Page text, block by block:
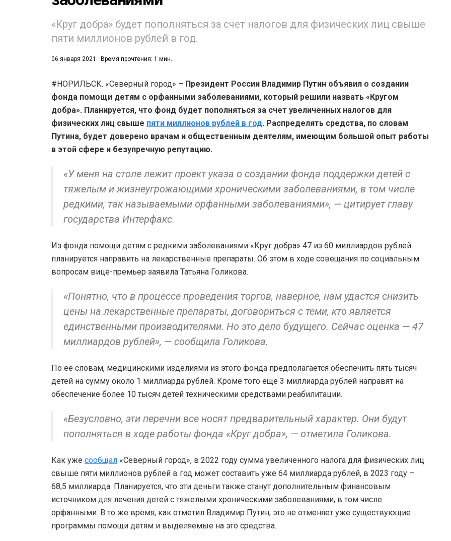
«Круг добра» будет пополняться за счет налогов для физических лиц свыше
пяти миллионов рублей в год.
06 января 2021 Время прочтения: 1 мин.
#НОРИЛЬСК. «Северный город» – Президент России Владимир Путин объявил о создании
фонда помощи детям с орфанными заболеваниями, который решили назвать «Кругом
добра». Планируется, что фонд будет пополняться за счет увеличенных налогов для
физических лиц свыше пяти миллионов рублей в год. Распределять средства, по словам
Путина, будет доверено врачам и общественным деятелям, имеющим большой опыт работы
в этой сфере и безупречную репутацию.
«У меня на столе лежит проект указа о создании фонда поддержки детей с
тяжелым и жизнеугрожающими хроническими заболеваниями, в том числе
редкими, так называемыми орфанными заболеваниями», — цитирует главу
государства Интерфакс.
Из фонда помощи детям с редкими заболеваниями «Круг добра» 47 из 60 миллиардов рублей
планируется направить на лекарственные препараты. Об этом в ходе совещания по социальным
вопросам вице-премьер заявила Татьяна Голикова.
«Понятно, что в процессе проведения торгов, наверное, нам удастся снизить
цены на лекарственные препараты, договориться с теми, кто является
единственными производителями. Но это дело будущего. Сейчас оценка — 47
миллиардов рублей», — сообщила Голикова.
По ее словам, медицинскими изделиями из этого фонда предполагается обеспечить пять тысяч
детей на сумму около 1 миллиарда рублей. Кроме того еще 3 миллиарда рублей направят на
обеспечение более 10 тысяч детей техническими средствами реабилитации.
«Безусловно, эти перечни все носят предварительный характер. Они будут
пополняться в ходе работы фонда «Круг добра», — отметила Голикова.
Как уже сообщал «Северный город», в 2022 году сумма увеличенного налога для физических лиц
свыше пяти миллионов рублей в год может составить уже 64 миллиарда рублей, в 2023 году –
68,5 миллиарда. Планируется, что эти деньги также станут дополнительным финансовым
источником для лечения детей с тяжелыми хроническими заболеваниями, в том числе
орфанными. В то же время, как отметил Владимир Путин, это не отменяет уже существующие
программы помощи детям и выделяемые на это средства.